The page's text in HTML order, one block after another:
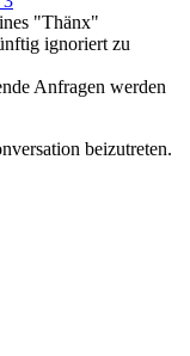
"Thänx"
ignoriert zu
Anfragen werden
beizutreten.